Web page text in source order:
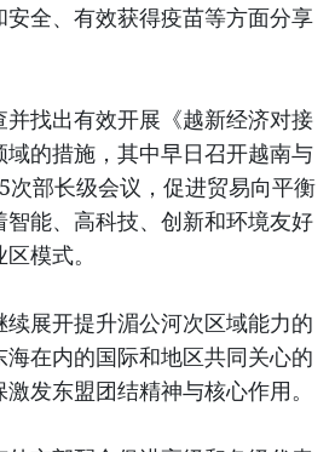
全、有效获得疫苗等方面分享
找出有效开展《越新经济对接
的措施，其中早日召开越南与
次部长级会议，促进贸易向平衡
能、高科技、创新和环境友好
模式。
展开提升湄公河次区域能力的
在内的国际和地区共同关心的
发东盟团结精神与核心作用。